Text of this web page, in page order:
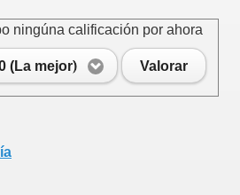
ningúna calificación por ahora
(La mejor) Valorar